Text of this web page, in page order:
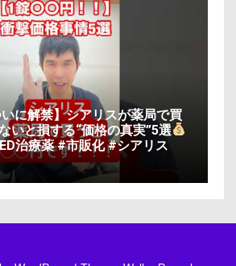
いに解禁】シアリスが薬局で買
いと損する“価格の真実”5選
治療薬 #市販化 #シアリス